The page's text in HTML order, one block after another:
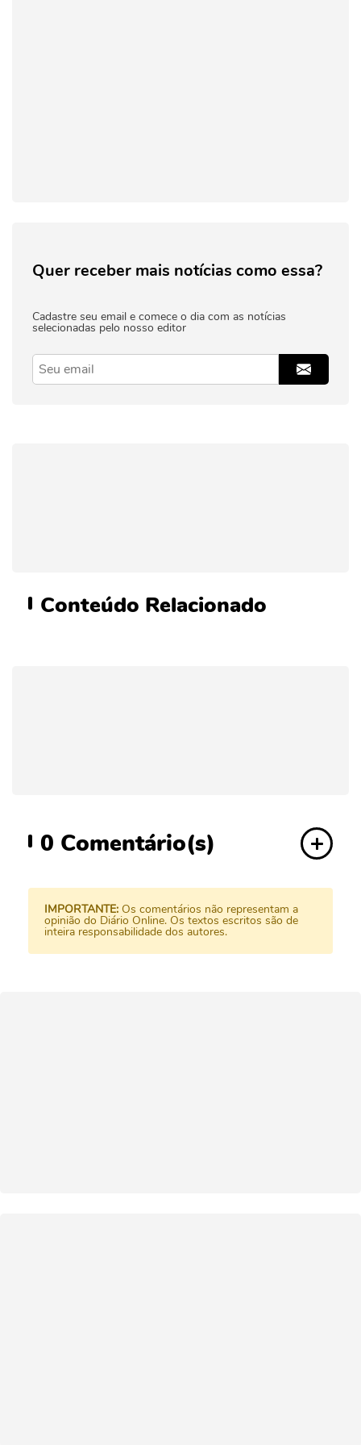
Quer receber mais notícias como essa?
Cadastre seu email e comece o dia com as notícias
selecionadas pelo nosso editor
Conteúdo Relacionado
0 Comentário(s)
IMPORTANTE: Os comentários não representam a
opinião do Diário Online. Os textos escritos são de
inteira responsabilidade dos autores.